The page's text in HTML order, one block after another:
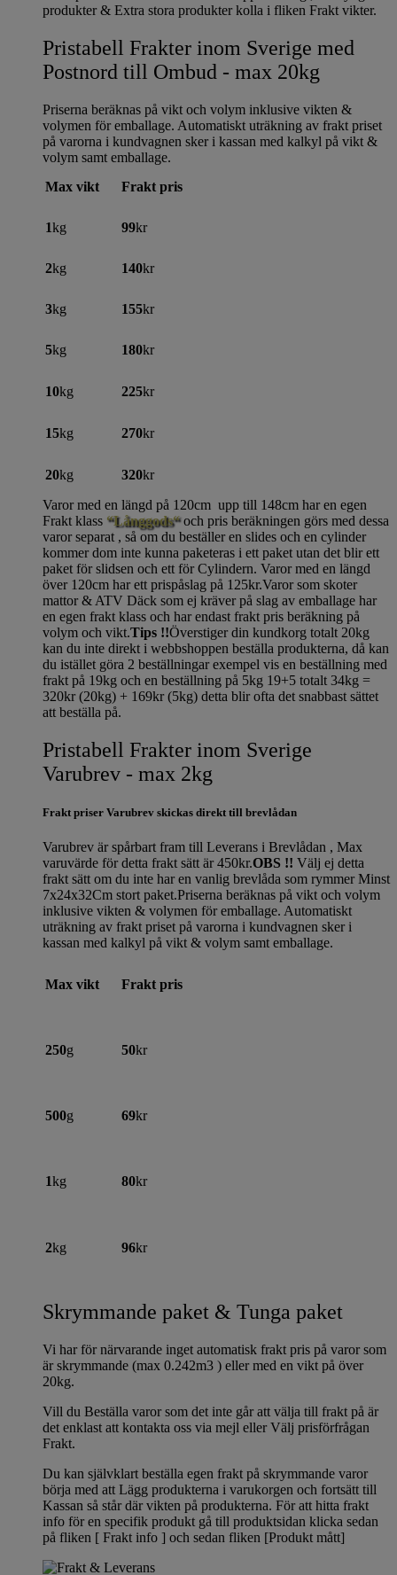
produkter & Extra stora produkter kolla i fliken Frakt vikter.
Pristabell Frakter inom Sverige med
Postnord till Ombud - max 20kg
Priserna beräknas på vikt och volym inklusive vikten &
volymen för emballage. Automatiskt uträkning av frakt priset
på varorna i kundvagnen sker i kassan med kalkyl på vikt &
volym samt emballage.
Max vikt
Frakt pris
1kg 99kr
2kg 140kr
3kg 155kr
5kg 180kr
10kg 225kr
15kg 270kr
20kg 320kr
Varor med en längd på 120cm upp till 148cm har en egen
Frakt klass “Långgods“och pris beräkningen görs med dessa
varor separat , så om du beställer en slides och en cylinder
kommer dom inte kunna paketeras i ett paket utan det blir ett
paket för slidsen och ett för Cylindern. Varor med en längd
över 120cm har ett prispåslag på 125kr.Varor som skoter
mattor & ATV Däck som ej kräver på slag av emballage har
en egen frakt klass och har endast frakt pris beräkning på
volym och vikt.Tips !!Överstiger din kundkorg totalt 20kg
kan du inte direkt i webbshoppen beställa produkterna, då kan
du istället göra 2 beställningar exempel vis en beställning med
frakt på 19kg och en beställning på 5kg 19+5 totalt 34kg =
320kr (20kg) + 169kr (5kg) detta blir ofta det snabbast sättet
att beställa på.
Pristabell Frakter inom Sverige
Varubrev - max 2kg
Frakt priser Varubrev skickas direkt till brevlådan
Varubrev är spårbart fram till Leverans i Brevlådan , Max
varuvärde för detta frakt sätt är 450kr.OBS !! Välj ej detta
frakt sätt om du inte har en vanlig brevlåda som rymmer Minst
7x24x32Cm stort paket.Priserna beräknas på vikt och volym
inklusive vikten & volymen för emballage. Automatiskt
uträkning av frakt priset på varorna i kundvagnen sker i
kassan med kalkyl på vikt & volym samt emballage.
Max vikt Frakt pris
250g 50kr
500g 69kr
1kg 80kr
2kg 96kr
Skrymmande paket & Tunga paket
Vi har för närvarande inget automatisk frakt pris på varor som
är skrymmande (max 0.242m3 ) eller med en vikt på över
20kg.
Vill du Beställa varor som det inte går att välja till frakt på är
det enklast att kontakta oss via mejl eller Välj prisförfrågan
Frakt.
Du kan självklart beställa egen frakt på skrymmande varor
börja med att Lägg produkterna i varukorgen och fortsätt till
Kassan så står där vikten på produkterna. För att hitta frakt
info för en specifik produkt gå till produktsidan klicka sedan
på fliken [ Frakt info ] och sedan fliken [Produkt mått]